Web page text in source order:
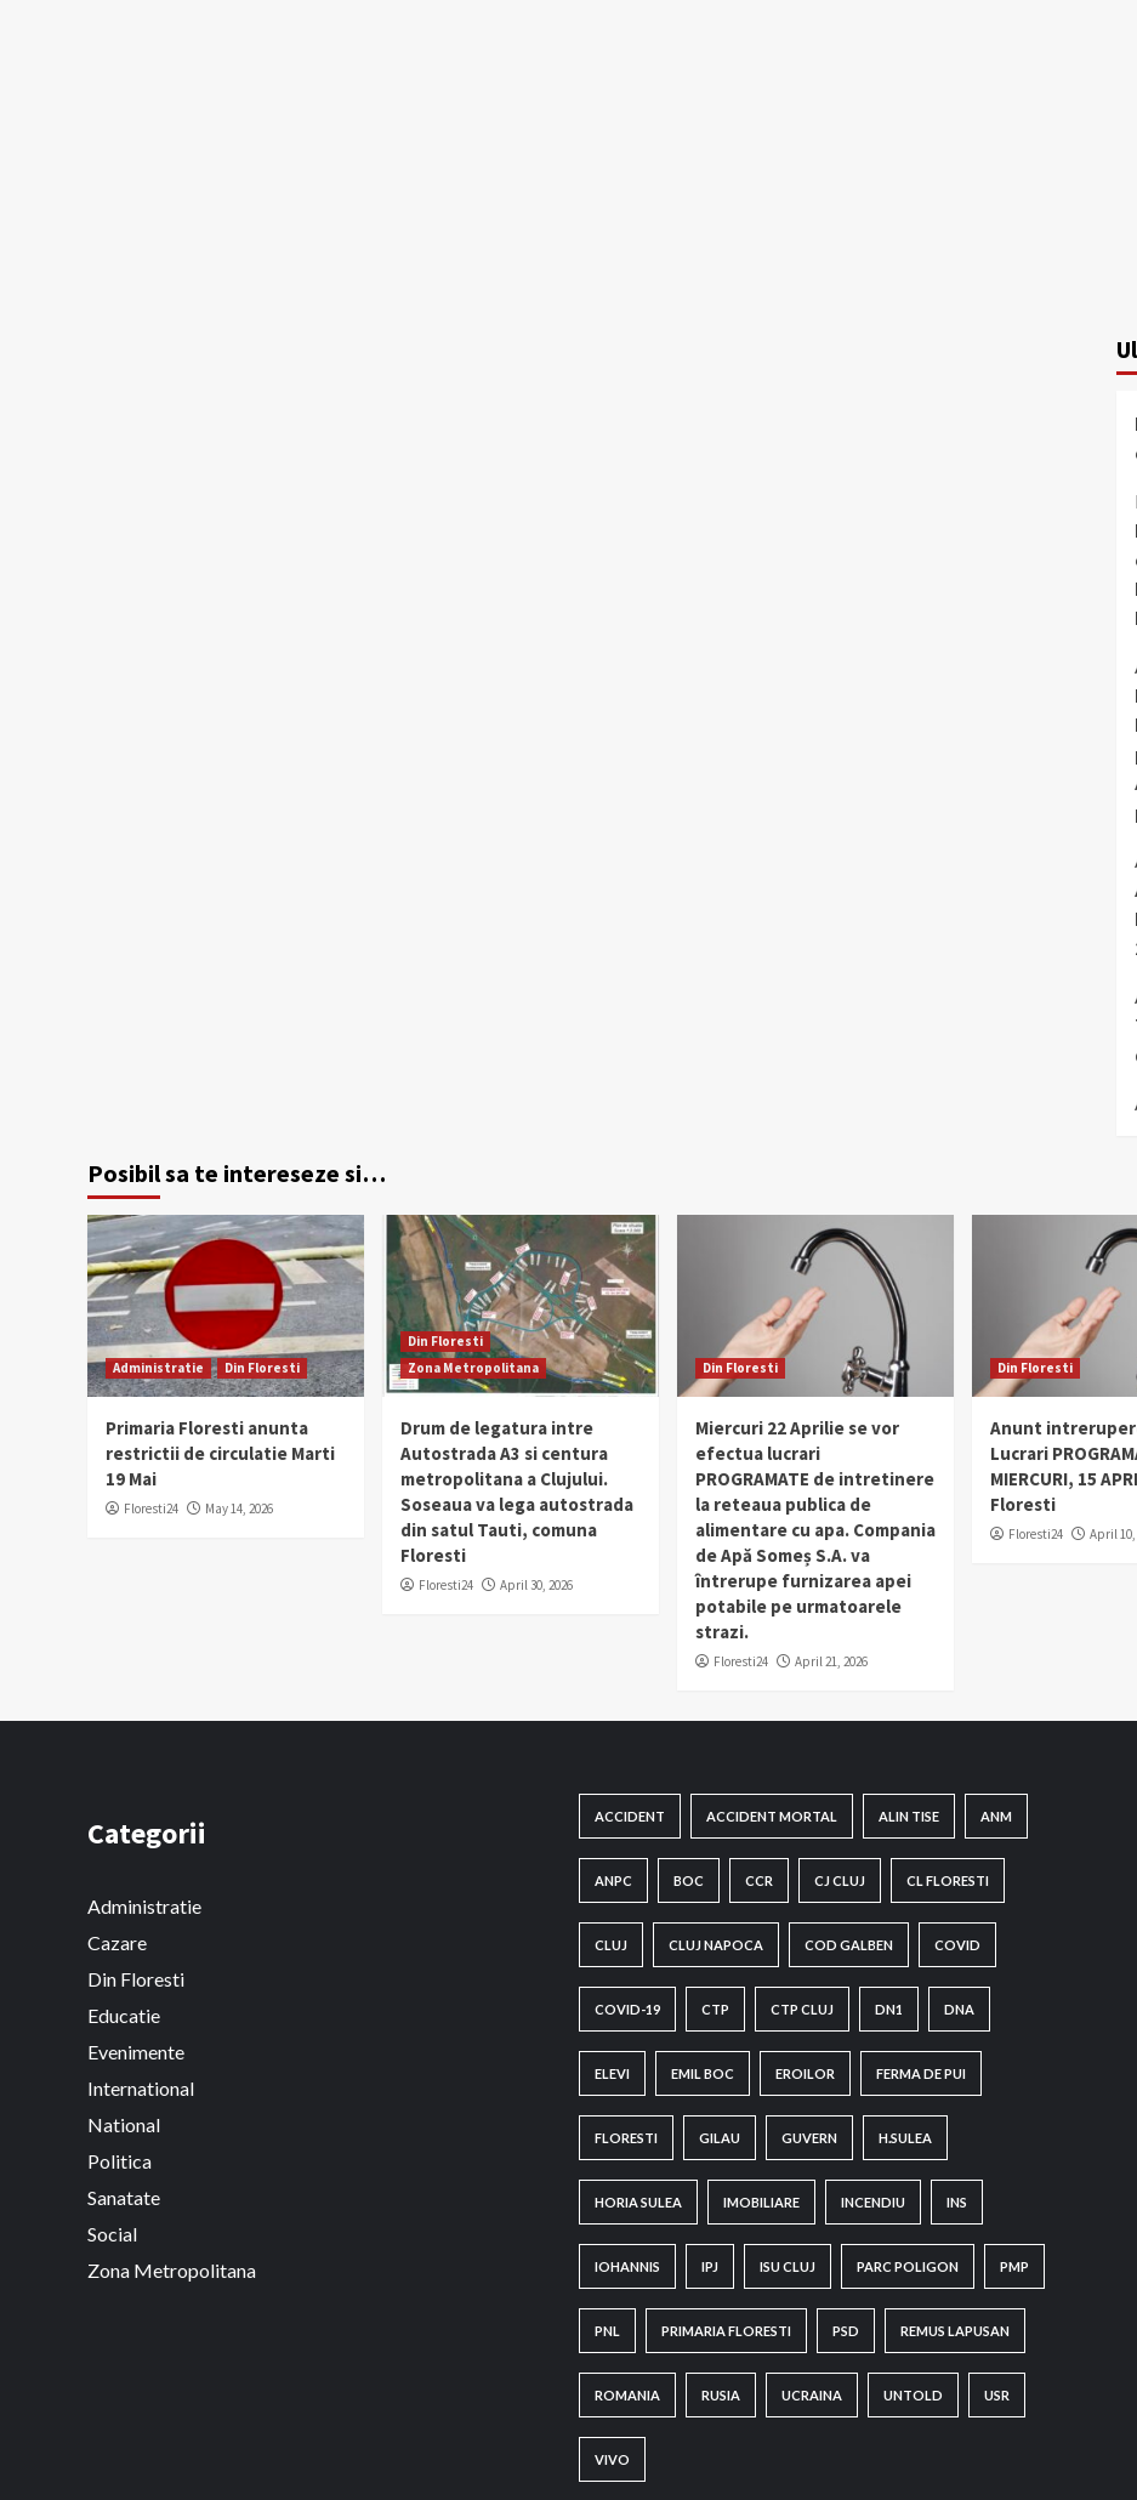
Posibil sa te intereseze si…
Administratie Din Floresti
Primaria Floresti anunta
restrictii de circulatie Marti
19 Mai
Floresti24 May 14, 2026
Din Floresti
Zona Metropolitana
Drum de legatura intre
Autostrada A3 si centura
metropolitana a Clujului.
Soseaua va lega autostrada
din satul Tauti, comuna
Floresti
Floresti24 April 30, 2026
Din Floresti
Miercuri 22 Aprilie se vor
efectua lucrari
PROGRAMATE de intretinere
la reteaua publica de
alimentare cu apa. Compania
de Apă Someș S.A. va
întrerupe furnizarea apei
potabile pe urmatoarele
strazi.
Floresti24 April 21, 2026
Din Floresti
Anunt
Lucrari
MIERCURI, 15
Floresti
Floresti24 April 10,
Categorii
Administratie
Cazare
Din Floresti
Educatie
Evenimente
International
National
Politica
Sanatate
Social
Zona Metropolitana
ACCIDENT ACCIDENT MORTAL ALIN TISE ANM
ANPC BOC CCR CJ CLUJ CL FLORESTI
CLUJ CLUJ NAPOCA COD GALBEN COVID
COVID-19 CTP CTP CLUJ DN1 DNA
ELEVI EMIL BOC EROILOR FERMA DE PUI
FLORESTI GILAU GUVERN H.SULEA
HORIA SULEA IMOBILIARE INCENDIU INS
IOHANNIS IPJ ISU CLUJ PARC POLIGON PMP
PNL PRIMARIA FLORESTI PSD REMUS LAPUSAN
ROMANIA RUSIA UCRAINA UNTOLD USR
VIVO